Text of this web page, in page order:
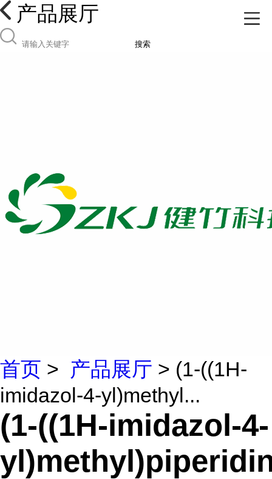
产品展厅
搜索
首页 > 产品展厅 > (1-((1H-
imidazol-4-yl)methyl...
(1-((1H-imidazol-4-